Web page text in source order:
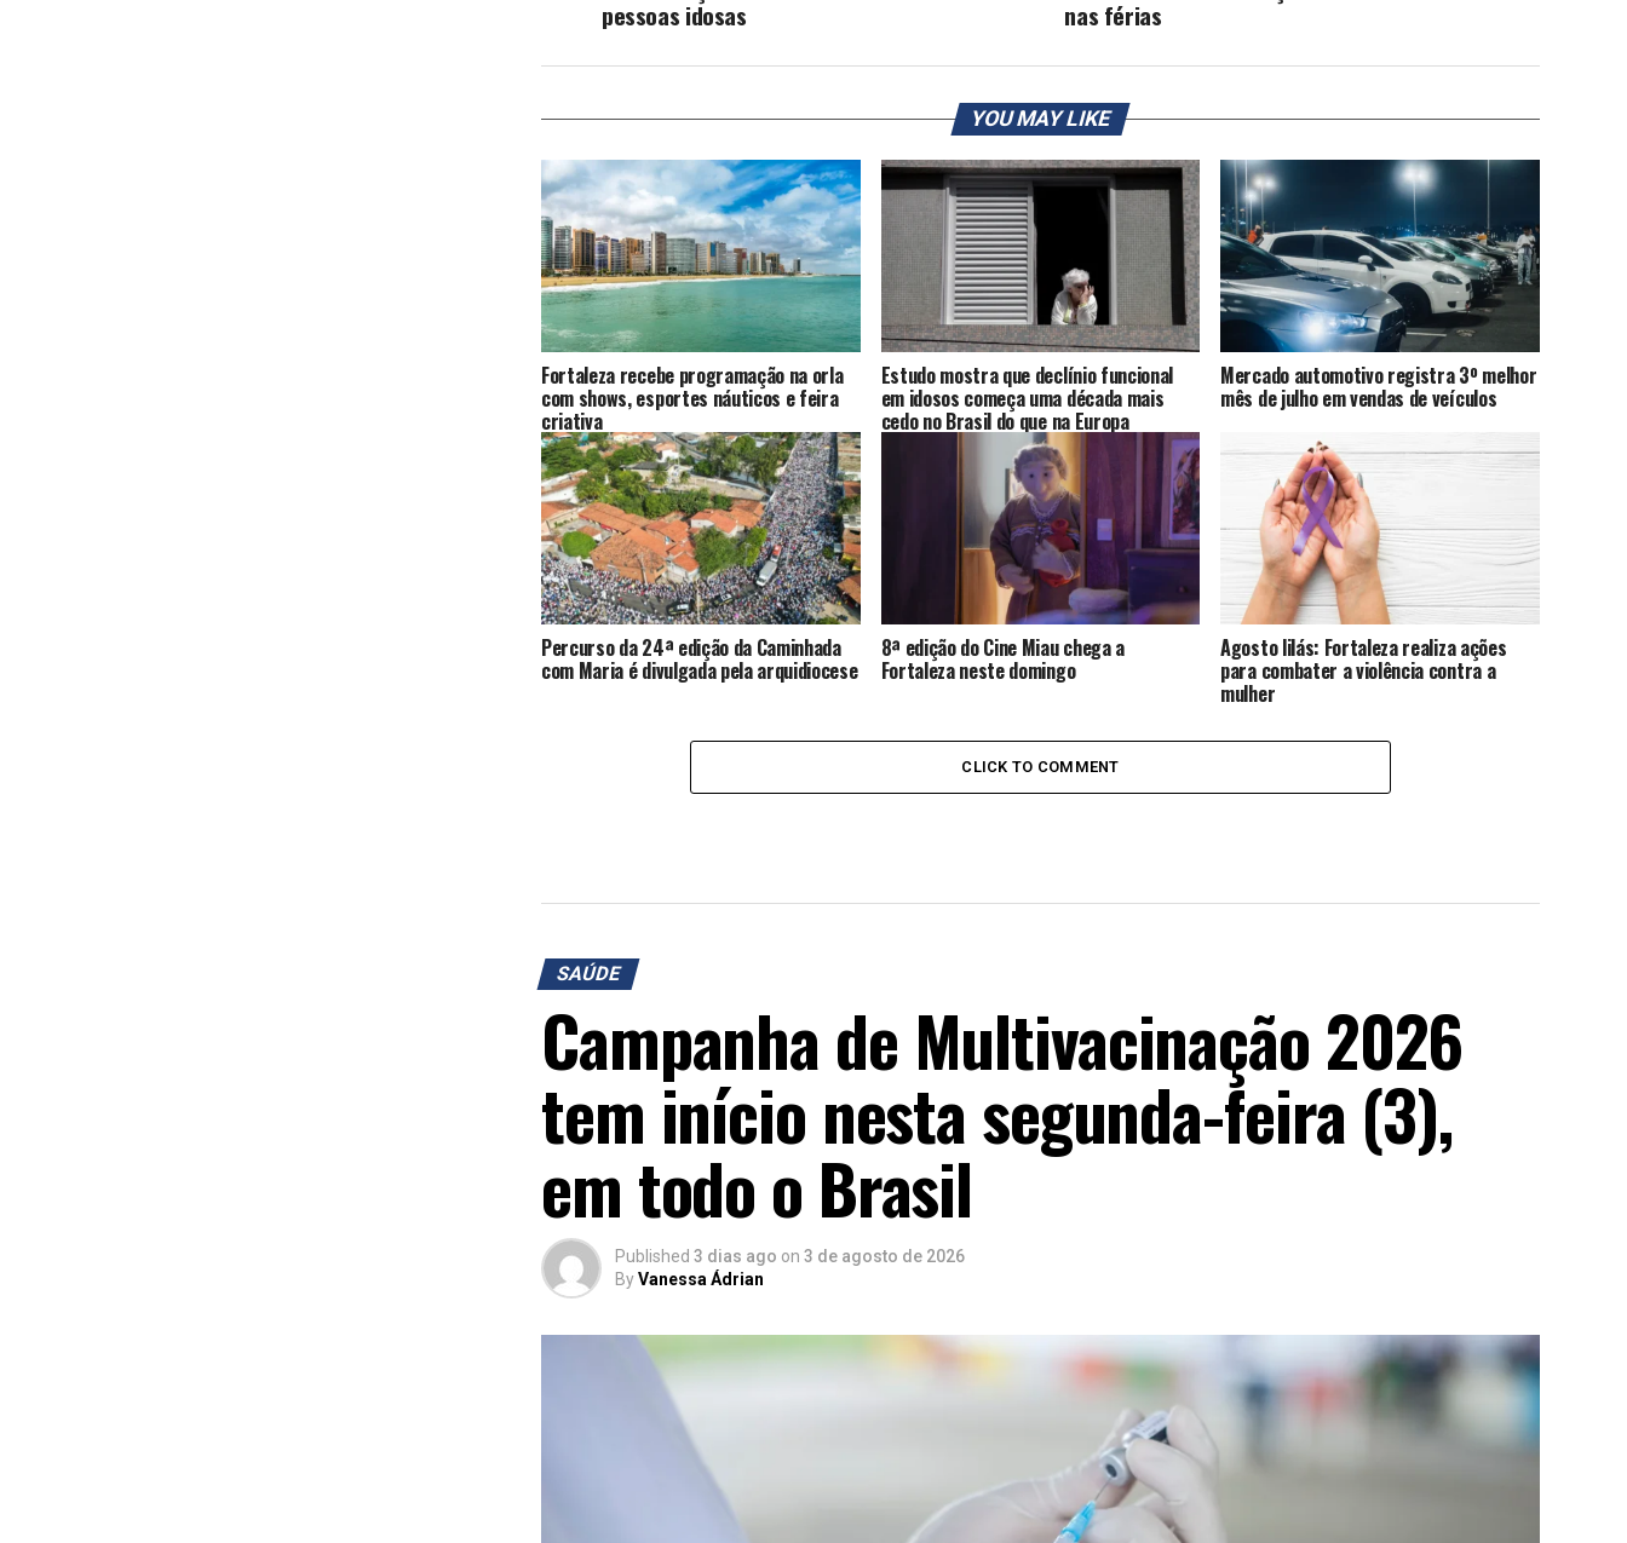
nas férias
pessoas idosas
YOU MAY LIKE
Fortaleza recebe programação na orla
com shows, esportes náuticos e feira
criativa
Estudo mostra que declínio funcional
em idosos começa uma década mais
cedo no Brasil do que na Europa
Mercado automotivo registra 3º melhor
mês de julho em vendas de veículos
Percurso da 24ª edição da Caminhada
com Maria é divulgada pela arquidiocese
8ª edição do Cine Miau chega a
Fortaleza neste domingo
Agosto lilás: Fortaleza realiza ações
para combater a violência contra a
mulher
CLICK TO COMMENT
SAÚDE
Campanha de Multivacinação 2026
tem início nesta segunda-feira (3),
em todo o Brasil
Published 3 dias ago on 3 de agosto de 2026
ByVanessa Ádrian